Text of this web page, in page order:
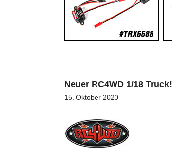
Neuer RC4WD 1/18 Truck!
15. Oktober 2020